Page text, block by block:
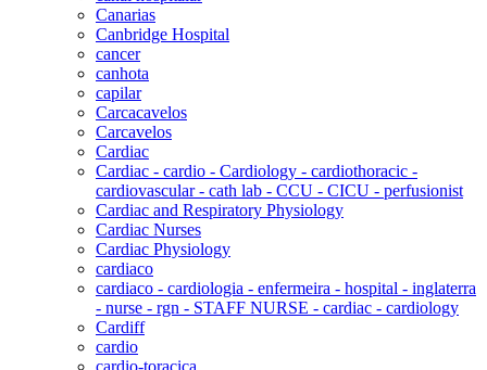
Canarias
Canbridge Hospital
cancer
canhota
capilar
Carcacavelos
Carcavelos
Cardiac
Cardiac - cardio - Cardiology - cardiothoracic -
cardiovascular - cath lab - CCU - CICU - perfusionist
Cardiac and Respiratory Physiology
Cardiac Nurses
Cardiac Physiology
cardiaco
cardiaco - cardiologia - enfermeira - hospital - inglaterra
- nurse - rgn - STAFF NURSE - cardiac - cardiology
Cardiff
cardio
cardio-toracica